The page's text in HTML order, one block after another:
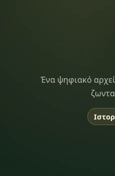
Ένα ψηφιακό